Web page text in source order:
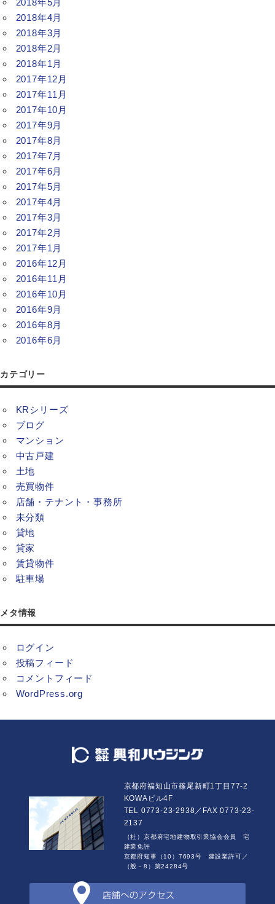
2018年5月
2018年4月
2018年3月
2018年2月
2018年1月
2017年12月
2017年11月
2017年10月
2017年9月
2017年8月
2017年7月
2017年6月
2017年5月
2017年4月
2017年3月
2017年2月
2017年1月
2016年12月
2016年11月
2016年10月
2016年9月
2016年8月
2016年6月
カテゴリー
KRシリーズ
ブログ
マンション
中古戸建
土地
売買物件
店舗・テナント・事務所
未分類
貸地
貸家
賃貸物件
駐車場
メタ情報
ログイン
投稿フィード
コメントフィード
WordPress.org
京都府福知山市篠尾新町1丁目77-2
KOWAビル4F
TEL 0773-23-2938／FAX 0773-23-
2137
（社）京都府宅地建物取引業協会会員 宅
建業免許
京都府知事（10）7693号 建設業許可／
（般－8）第24284号